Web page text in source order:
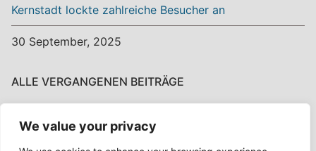
We value your privacy
Kernstadt lockte zahlreiche Besucher an
30 September, 2025
ALLE VERGANGENEN BEITRÄGE
vergangenen
Beiträge